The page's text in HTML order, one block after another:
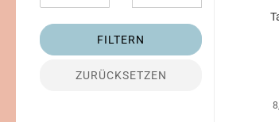
FILTERN
ZURÜCKSETZEN